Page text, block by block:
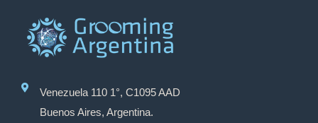
Venezuela 110 1°, C1095 AAD
Buenos Aires, Argentina.